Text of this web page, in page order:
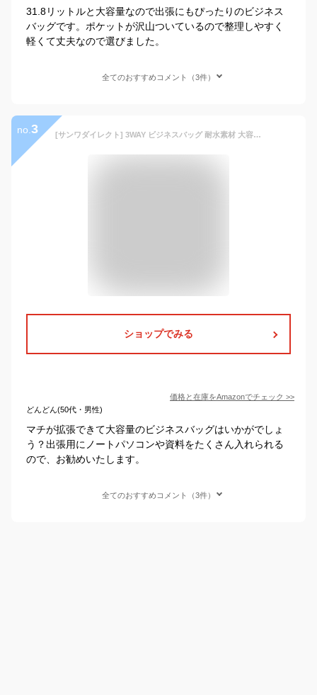
31.8リットルと大容量なので出張にもぴったりのビジネス
バッグです。ポケットが沢山ついているので整理しやすく
軽くて丈夫なので選びました。
全てのおすすめコメント（3件）
no. 3 [サンワダイレクト] 3WAY ビジネスバッグ 耐水素材 大容量 31.8L マチ拡張 2～3泊出張対応 15.6型ノートPC対応 200-BAG065WP
ショップでみる
価格と在庫をAmazonでチェック >>
どんどん(50代・男性)
マチが拡張できて大容量のビジネスバッグはいかがでしょ
う？出張用にノートパソコンや資料をたくさん入れられる
ので、お勧めいたします。
全てのおすすめコメント（3件）